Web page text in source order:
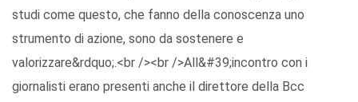
studi come questo, che fanno della conoscenza uno
strumento di azione, sono da sostenere e
valorizzare&rdquo;.<br /><br />All&#39;incontro con i
giornalisti erano presenti anche il direttore della Bcc